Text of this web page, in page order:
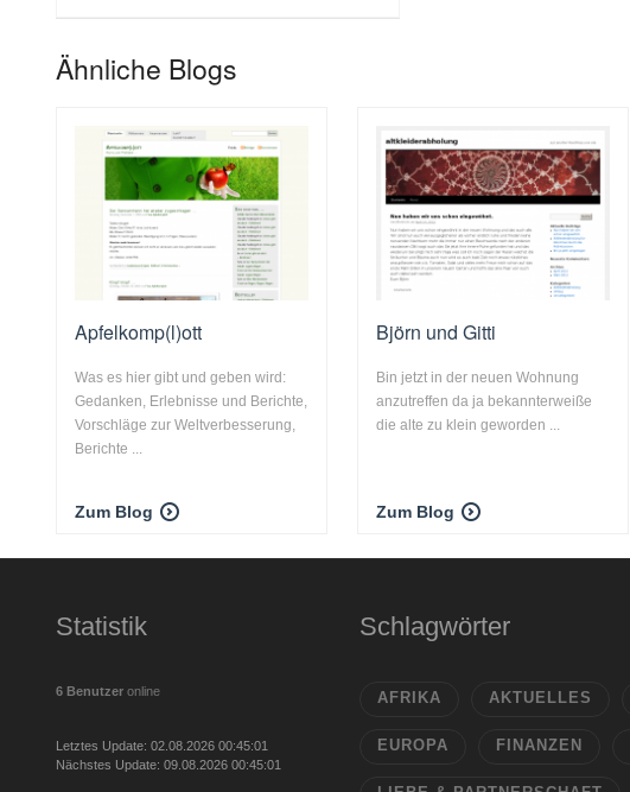
Ähnliche Blogs
Apfelkomp(l)ott
Was es hier gibt und geben wird:
Gedanken, Erlebnisse und Berichte,
Vorschläge zur Weltverbesserung,
Berichte ...
Zum Blog
Björn und Gitti
Bin jetzt in der neuen Wohnung
anzutreffen da ja bekannterweiße
die alte zu klein geworden ...
Zum Blog
Statistik
6 Benutzer online
Letztes Update: 02.08.2026 00:45:01
Nächstes Update: 09.08.2026 00:45:01
Schlagwörter
AFRIKA AKTUELLES
EUROPA FINANZEN